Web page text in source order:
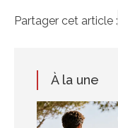
Partager cet article :
À la une